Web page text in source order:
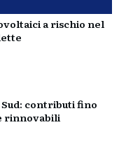
a rischio nel
contributi fino
rinnovabili